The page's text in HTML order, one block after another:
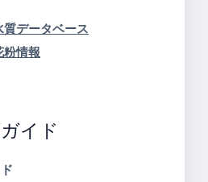
データベース
粉情報
イド